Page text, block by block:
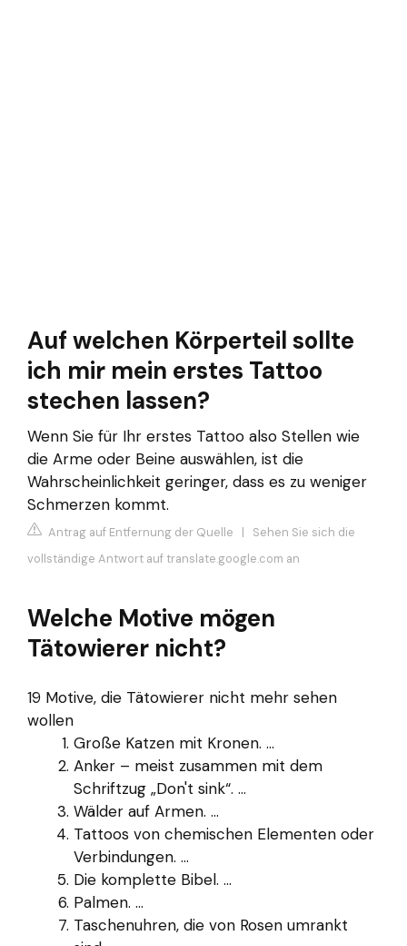
Auf welchen Körperteil sollte
ich mir mein erstes Tattoo
stechen lassen?
Wenn Sie für Ihr erstes Tattoo also Stellen wie
die Arme oder Beine auswählen, ist die
Wahrscheinlichkeit geringer, dass es zu weniger
Schmerzen kommt.
Antrag auf Entfernung der Quelle | Sehen Sie sich die
vollständige Antwort auf translate.google.com an
Welche Motive mögen
Tätowierer nicht?
19 Motive, die Tätowierer nicht mehr sehen
wollen
Große Katzen mit Kronen. ...
Anker – meist zusammen mit dem
Schriftzug „Don't sink“. ...
Wälder auf Armen. ...
Tattoos von chemischen Elementen oder
Verbindungen. ...
Die komplette Bibel. ...
Palmen. ...
Taschenuhren, die von Rosen umrankt